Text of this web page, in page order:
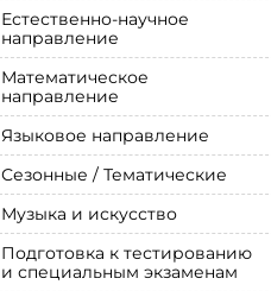
Естественно-научное
направление
Математическое
направление
Языковое направление
Сезонные / Тематические
Музыка и искусство
Подготовка к тестированию
и специальным экзаменам